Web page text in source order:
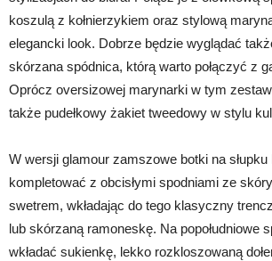
koszulą z kołnierzykiem oraz stylową
elegancki look. Dobrze będzie wyglądać
skórzana spódnica, którą warto połączyć z
Oprócz oversizowej marynarki w tym
także pudełkowy żakiet tweedowy w stylu
W wersji glamour zamszowe botki na
kompletować z obcisłymi spodniami ze
swetrem, wkładając do tego klasyczny
lub skórzaną ramoneskę. Na popołudniowe
wkładać sukienkę, lekko rozkloszowaną